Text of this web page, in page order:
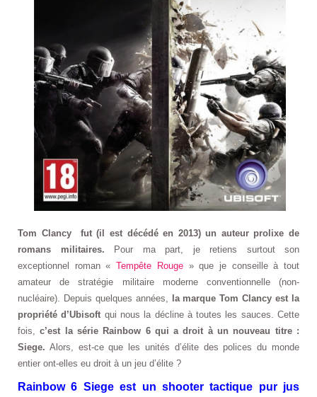
Tom Clancy fut (il est décédé en 2013) un auteur prolixe de
romans militaires. Pour ma part, je retiens surtout son
exceptionnel roman «Tempête Rouge» que je conseille à tout
amateur de stratégie militaire moderne conventionnelle (non-
nucléaire). Depuis quelques années, la marque Tom Clancy est la
propriété d’Ubisoft qui nous la décline à toutes les sauces. Cette
fois,c’est la série Rainbow 6 qui a droit à un nouveau titre :
Siege. Alors, est-ce que les unités d’élite des polices du monde
entier ont-elles eu droit à un jeu d’élite ?
Rainbow 6 Siege est un shooter tactique pur jus